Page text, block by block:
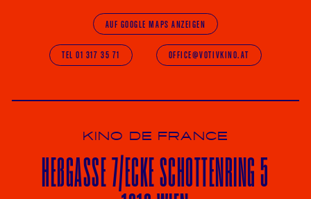
AUF GOOGLE MAPS ANZEIGEN
TEL 01 317 35 71 OFFICE@VOTIVKINO.AT
KINO DE FRANCE
HEßGASSE 7/ECKESCHOTTENRING 5